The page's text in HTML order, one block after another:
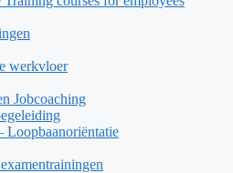
werkvloer
Jobcoaching
Loopbaanoriëntatie